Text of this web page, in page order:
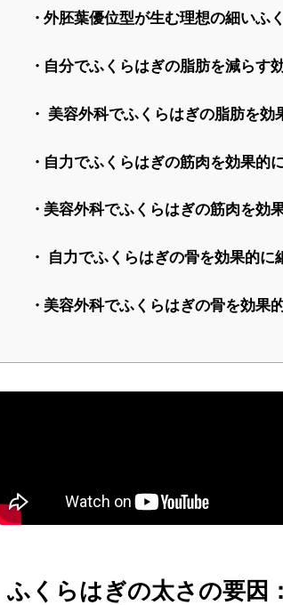
外胚葉優位型が生む理想の細いふ
自分でふくらはぎの脂肪を減らす
美容外科でふくらはぎの脂肪を効
自力でふくらはぎの筋肉を効果的
美容外科でふくらはぎの筋肉を効
自力でふくらはぎの骨を効果的に
美容外科でふくらはぎの骨を効果
ふくらはぎの太さの要因